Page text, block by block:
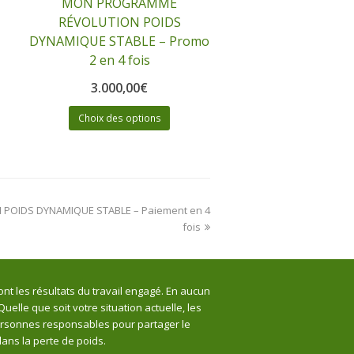
RÉVOLUTION POIDS
DYNAMIQUE STABLE – Promo
2 en 4 fois
3.000,00€
Choix des options
POIDS DYNAMIQUE STABLE – Paiement en 4
fois
les résultats du travail engagé. En aucun
que soit votre situation actuelle, les
responsables pour partager le
la perte de poids.